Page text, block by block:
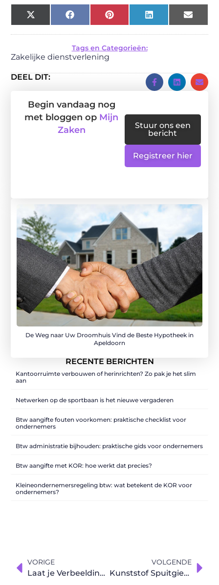
X
(Twitter)
FacebookPinterestLinkedIn Email
Tags en Categorieën:
Zakelijke dienstverlening
DEEL DIT:
De Weg naar Uw Droomhuis Vind de Beste Hypotheek in
Apeldoorn
RECENTE BERICHTEN
Kantoorruimte verbouwen of herinrichten? Zo pak je het slim
aan
Netwerken op de sportbaan is het nieuwe vergaderen
Btw aangifte fouten voorkomen: praktische checklist voor
ondernemers
Btw administratie bijhouden: praktische gids voor ondernemers
Btw aangifte met KOR: hoe werkt dat precies?
Kleineondernemersregeling btw: wat betekent de KOR voor
ondernemers?
Begin vandaag nog
met bloggen op Mijn
Zaken
Stuur ons een
bericht
Registreer hier
VORIGE
Laat je Verbeelding Spreken met Animatie
VOLGENDE
Kunststof Spuitgieterij: Innovatie en Kracht met Carbon 3D Printen